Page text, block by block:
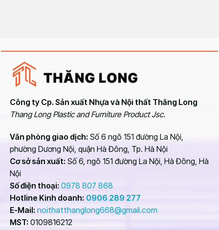
Công ty Cp. Sản xuất Nhựa và Nội thất Thăng Long
Thang Long Plastic and Furniture Product Jsc.
Văn phòng giao dịch:Số 6 ngõ 151 đường La Nội,
phường Dương Nội, quận Hà Đông, Tp. Hà Nội
Cơ sở sản xuất: Số 6, ngõ 151 đường La Nội, Hà Đông, Hà
Nội
Số điện thoại: 0978 807 868
Hotline Kinh doanh: 0906 289 277
E-Mail: noithatthanglong668@gmail.com
MST: 0109816212